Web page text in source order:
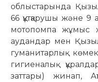
облыстарында
66 құтқарушы және 9
мотопомпа жұмыс
аудандар мен
гуманитарлық
гигиеналық
заттары) жинап,